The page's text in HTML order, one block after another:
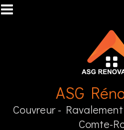
Aller au contenu principal
ASG
Couvreur -
Comte-